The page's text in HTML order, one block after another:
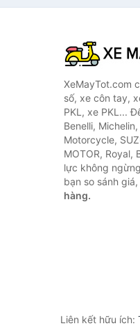
XeMayTot.com
số, xe côn tay,
PKL, xe PKL...
Benelli,
Motorcycle,
MOTOR, Royal,
lực không
bạn so sánh
hàng.
Liên kết hữu ích: